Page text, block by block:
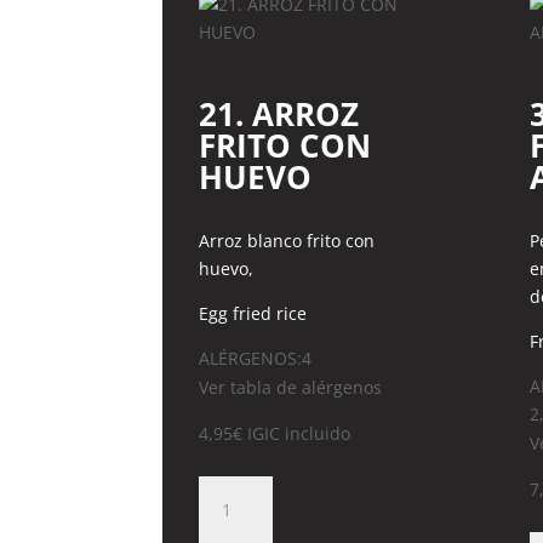
21. ARROZ
FRITO CON
HUEVO
Arroz blanco frito con
huevo,
Egg fried rice
ALÉRGENOS:4
Ver tabla de alérgenos
4,95€ IGIC incluido
ARROZ